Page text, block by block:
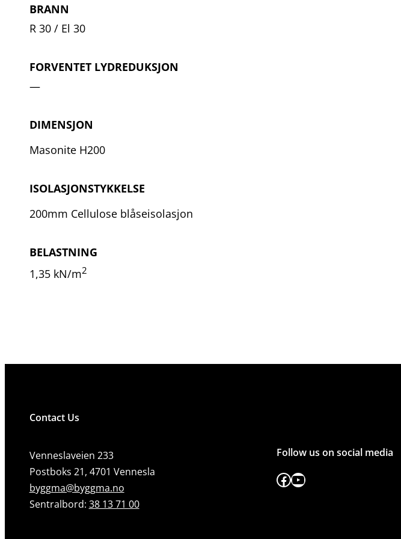
BRANN
R 30 / El 30
FORVENTET LYDREDUKSJON
—
DIMENSJON
Masonite H200
ISOLASJONSTYKKELSE
200mm Cellulose blåseisolasjon
BELASTNING
1,35 kN/m2
Contact Us
Venneslaveien 233
Postboks 21, 4701 Vennesla
byggma@byggma.no
Sentralbord: 38 13 71 00
Follow us on social media
Facebook YouTube